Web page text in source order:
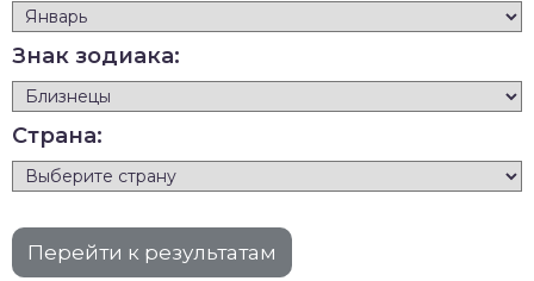
Знак зодиака:
Страна: